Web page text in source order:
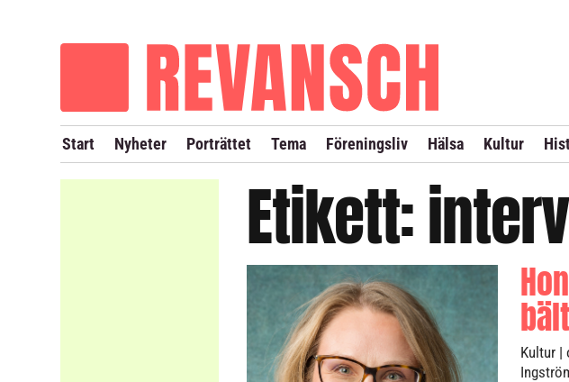
Start Nyheter Porträttet Tema Föreningsliv Hälsa Kultur
OM REVANSCH TIDIGARE NUMMER PRENUMERERA
Etikett:
Kultur |